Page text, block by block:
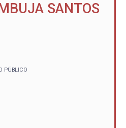
SANTOS
PÚBLICO